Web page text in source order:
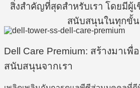
สิ่งสำคัญที่สุดสำหรับเรา โดยมีผู้
สนับสนุนในทุกขั้
Dell Care Premium: สร้างมาเ
สนับสนุนจากเรา